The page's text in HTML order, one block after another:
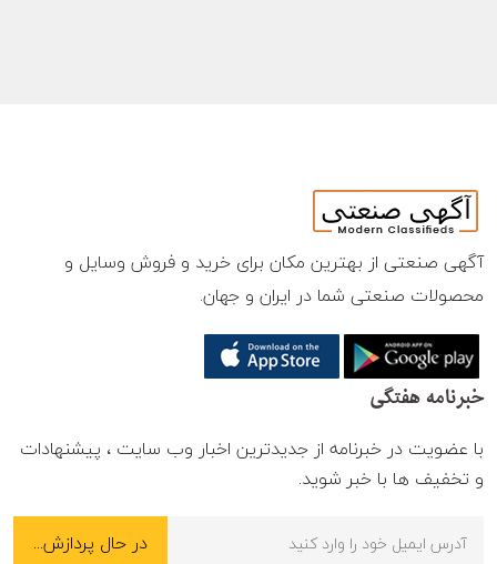
آگهی صنعتی از بهترین مکان برای خرید و فروش وسایل و
محصولات صنعتی شما در ایران و جهان.
خبرنامه هفتگی
با عضویت در خبرنامه از جدیدترین اخبار وب سایت ، پیشنهادات
و تخفیف ها با خبر شوید.